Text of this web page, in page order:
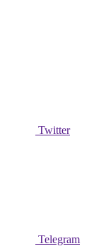
Twitter
Telegram